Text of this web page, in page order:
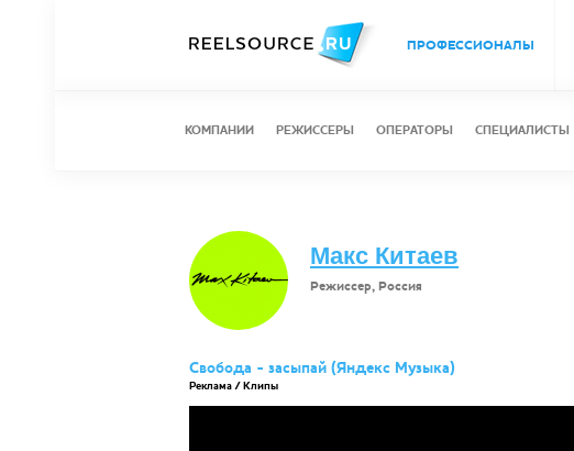
ПРОФЕССИОНАЛЫ
КОМПАНИИ РЕЖИССЕРЫ ОПЕРАТОРЫ СПЕЦИАЛИСТЫ
Макс Китаев
Режиссер, Россия
Свобода - засыпай (Яндекс Музыка)
Реклама / Клипы